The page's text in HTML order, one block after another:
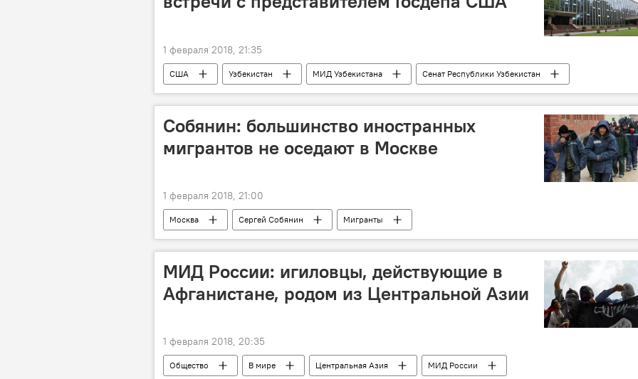
1 февраля 2018, 21:35
США Узбекистан МИД Узбекистана
Сенат Республики Узбекистан
Политика
Собянин: большинство иностранных
мигрантов не оседают в Москве
1 февраля 2018, 21:00
Москва Сергей Собянин Мигранты
МИД России: игиловцы, действующие в
Афганистане, родом из Центральной Азии
1 февраля 2018, 20:35
Общество В мире Центральная Азия
МИД России